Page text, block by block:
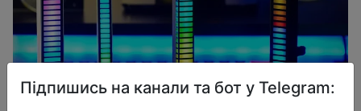
Підпишись на канали та бот у Telegram: